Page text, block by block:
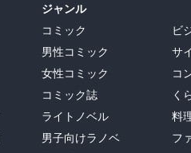
ジャンル
コミック
男性コミック
女性コミック
コミック誌
ライトノベル
男子向けラノベ
ビ
サ
コ
く
料
フ